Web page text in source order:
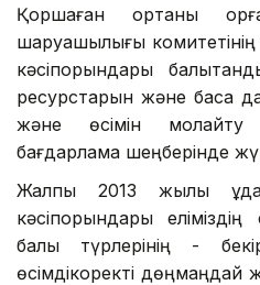
Қоршаған ортаны
шаруашылығы комитетінің
кәсіпорындары
ресурстарын және басқа
және өсімін молайту
бағдарлама шеңберінде
Жалпы 2013 жылы
кәсіпорындары
балық түрлерінің -
өсімдікқоректі